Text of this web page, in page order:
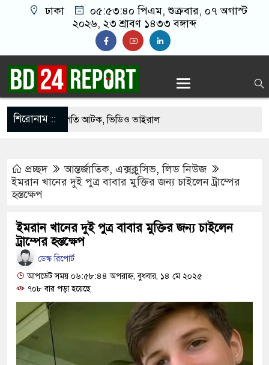
ঢাকা ০৫:৫৩:৪১ পিএম, শুক্রবার, ০৭ অগাস্ট
২০২৬, ২৩ শ্রাবণ ১৪৩৩ বঙ্গাব্দ
শিরোনাম ::
যুবদল সভাপতি আটক, ভিডিও ভাইরাল
দিলেন জামায়াত বহিষ্কাকৃত গাজী নজরুলের ১২
দায়ী থাকবে জামায়াত-এনসিপি: রাশেদ খাঁন
বর্তমান সরকার: নাহিদ ইসলাম
করতে ন্যাটোভুক্ত দেশে হামলা চালাতে পারে রাশিয়া
আগুনে ঘর পুড়ে ছাই, অক্ষত পবিত্র কোরআন
মাথায় বোতল ছুঁড়লো কে, ভিডিওতে কী আছে?
জাবি ছাত্রদলের যুগ্ম আহ্বায়ককে কারণ
প্রচ্ছদ আন্তর্জাতিক, এক্সক্লুসিভ,লিড নিউজ
ইমরান খানের দুই পুত্র বাবার মুক্তির জন্য চাইলেন ট্রাম্পের
হস্তক্ষেপ
ইমরান খানের দুই পুত্র বাবার মুক্তির জন্য চাইলেন
ট্রাম্পের হস্তক্ষেপ
ডেস্ক রিপোর্ট
আপডেট সময় ০৬:৫৮:৪৪ অপরাহ্ন, বুধবার, ১৪ মে ২০২৫
৭০৮ বার পড়া হয়েছে